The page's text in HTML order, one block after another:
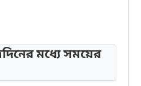
মধ্যে সময়ের